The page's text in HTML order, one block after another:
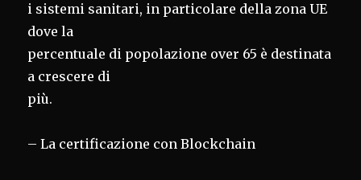
i sistemi sanitari, in particolare della zona UE
dove la
percentuale di popolazione over 65 è destinata
a crescere di
più.
– La certificazione con Blockchain